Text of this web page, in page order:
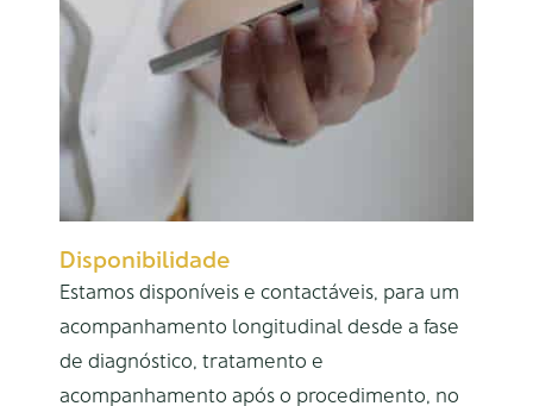
Disponibilidade
Estamos disponíveis e contactáveis, para um
acompanhamento longitudinal desde a fase
de diagnóstico, tratamento e
acompanhamento após o procedimento, no